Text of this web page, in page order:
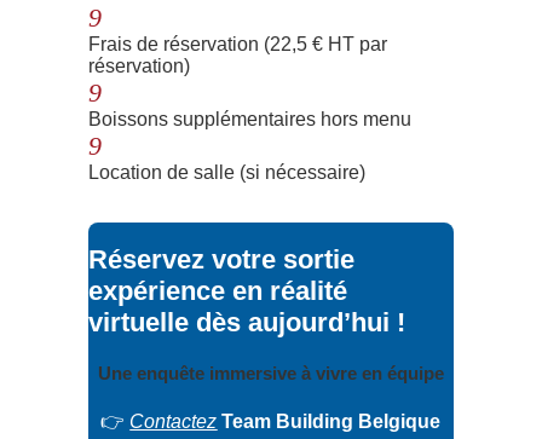
9
Frais de réservation (22,5 € HT par
réservation)
9
Boissons supplémentaires hors menu
9
Location de salle (si nécessaire)
Réservez votre sortie
expérience en réalité
virtuelle dès aujourd’hui !
Une enquête immersive à vivre en équipe
👉 Contactez Team Building Belgique